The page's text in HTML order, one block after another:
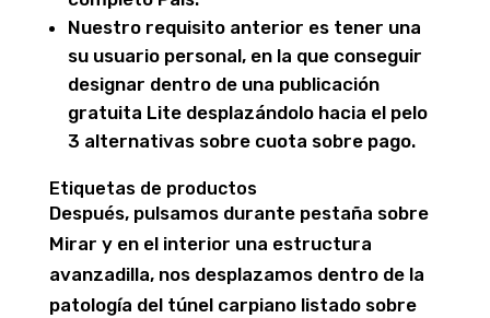
Nuestro requisito anterior es tener una
su usuario personal, en la que conseguir
designar dentro de una publicación
gratuita Lite desplazándolo hacia el pelo
3 alternativas sobre cuota sobre pago.
Etiquetas de productos
Después, pulsamos durante pestaña sobre
Mirar y en el interior una estructura
avanzadilla, nos desplazamos dentro de la
patologí­a del túnel carpiano listado sobre